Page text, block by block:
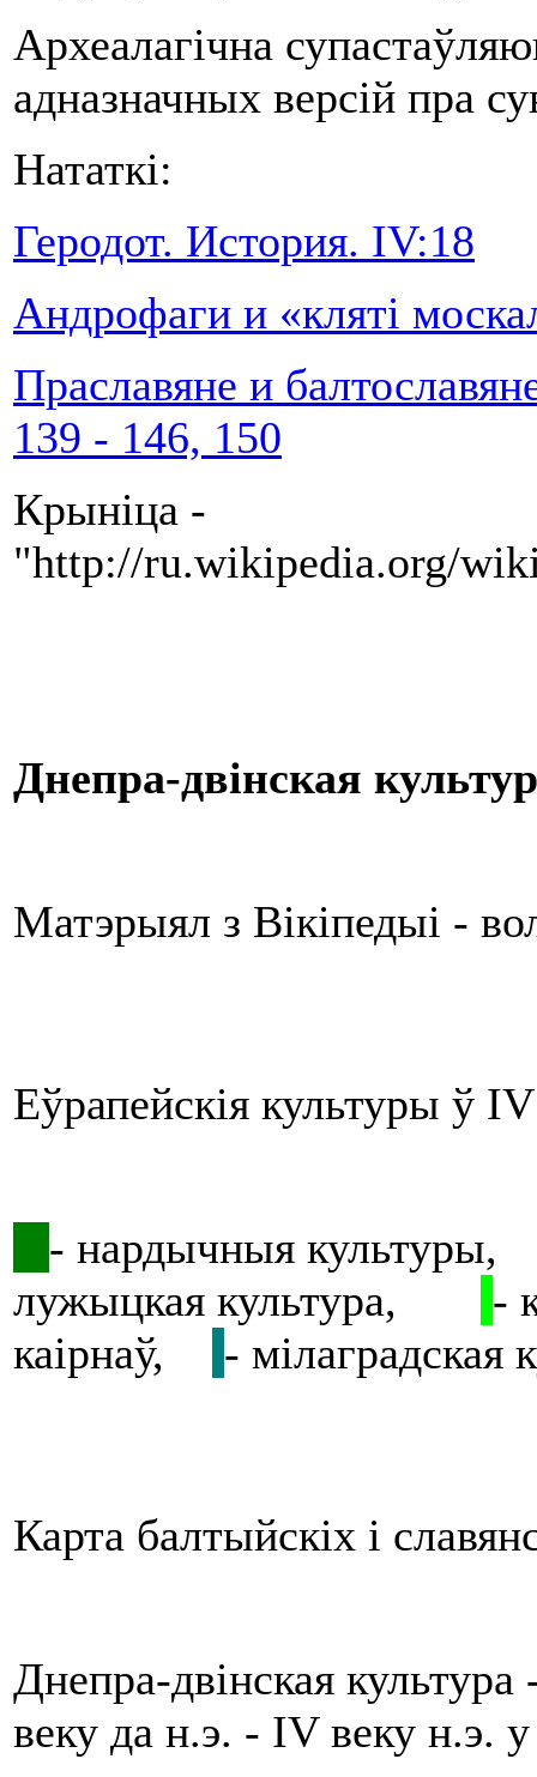
Археалагічна
адназначных версій пра
Нататкі:
Геродот. История. IV:18
Андрофаги и «клятi
Праславяне и
139 - 146, 150
Крыніца -
"http://ru.wikipedia.org/
Днепра-двінская
Матэрыял з Вікіпедыі -
Еўрапейскія культуры ў
- нардычныя
лужыцкая культура,
-
каірнаў,
-
Карта балтыйскіх і
Днепра-двінская
веку да н.э. - IV веку н.э.